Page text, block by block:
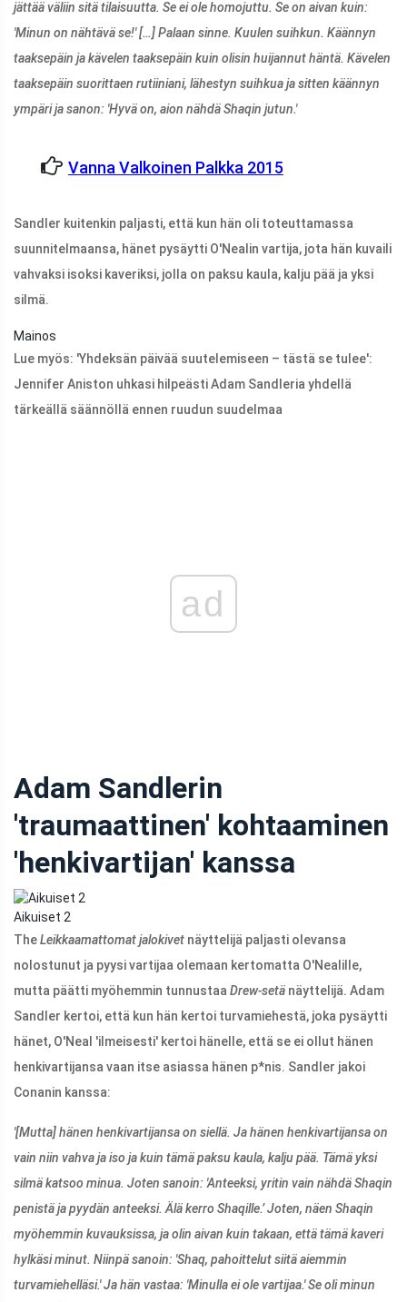
jättää väliin sitä tilaisuutta. Se ei ole homojuttu. Se on aivan kuin:
'Minun on nähtävä se!' […] Palaan sinne. Kuulen suihkun. Käännyn
taaksepäin ja kävelen taaksepäin kuin olisin huijannut häntä. Kävelen
taaksepäin suorittaen rutiiniani, lähestyn suihkua ja sitten käännyn
ympäri ja sanon: 'Hyvä on, aion nähdä Shaqin jutun.'
Vanna Valkoinen Palkka 2015
Sandler kuitenkin paljasti, että kun hän oli toteuttamassa
suunnitelmaansa, hänet pysäytti O'Nealin vartija, jota hän kuvaili
vahvaksi isoksi kaveriksi, jolla on paksu kaula, kalju pää ja yksi
silmä.
Mainos
Lue myös: 'Yhdeksän päivää suutelemiseen – tästä se tulee':
Jennifer Aniston uhkasi hilpeästi Adam Sandleria yhdellä
tärkeällä säännöllä ennen ruudun suudelmaa
ad
Adam Sandlerin
'traumaattinen' kohtaaminen
'henkivartijan' kanssa
Aikuiset 2
TheLeikkaamattomat jalokivet näyttelijä paljasti olevansa
nolostunut ja pyysi vartijaa olemaan kertomatta O'Nealille,
mutta päätti myöhemmin tunnustaa Drew-setä näyttelijä. Adam
Sandler kertoi, että kun hän kertoi turvamiehestä, joka pysäytti
hänet, O'Neal 'ilmeisesti' kertoi hänelle, että se ei ollut hänen
henkivartijansa vaan itse asiassa hänen p*nis. Sandler jakoi
Conanin kanssa:
'[Mutta] hänen henkivartijansa on siellä. Ja hänen henkivartijansa on
vain niin vahva ja iso ja kuin tämä paksu kaula, kalju pää. Tämä yksi
silmä katsoo minua. Joten sanoin: 'Anteeksi, yritin vain nähdä Shaqin
penistä ja pyydän anteeksi. Älä kerro Shaqille.’ Joten, näen Shaqin
myöhemmin kuvauksissa, ja olin aivan kuin takaan, että tämä kaveri
hylkäsi minut. Niinpä sanoin: 'Shaq, pahoittelut siitä aiemmin
turvamiehelläsi.' Ja hän vastaa: 'Minulla ei ole vartijaa.' Se oli minun